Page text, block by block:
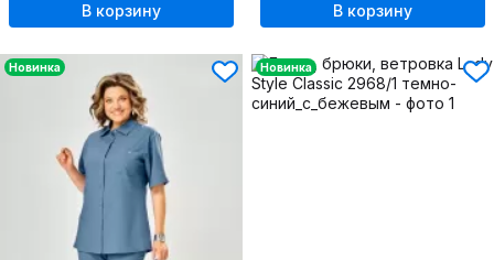
В корзину В корзину
Новинка Новинка